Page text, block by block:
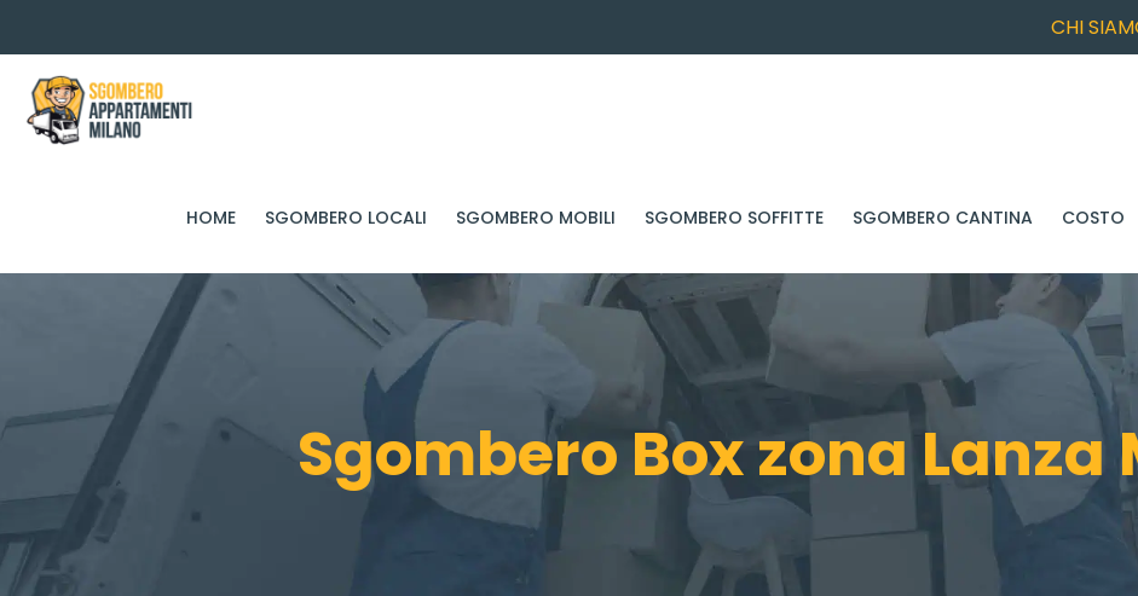
CHI
HOME SGOMBERO LOCALI SGOMBERO MOBILI SGOMBERO SOFFITTE SGOMBERO CANTINA COSTO
Sgombero Box zona Lanza